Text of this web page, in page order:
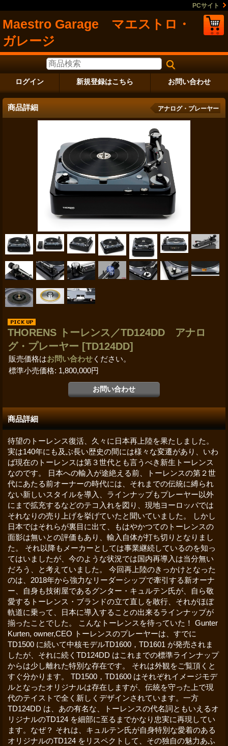
PCサイト
Maestro Garage マエストロ・
ガレージ
ログイン 新規登録はこちら お問い合わせ
商品詳細 アナログ・プレーヤー
THORENS トーレンス／TD124DD アナロ
グ・プレーヤー [TD124DD]
販売価格はお問い合わせ ください。
標準小売価格: 1,800,000円
商品詳細
待望のトーレンス復活、久々に日本再上陸を果たしました。
実は140年にも及ぶ長い歴史の間には様々な変遷があり、いわ
ば現在のトーレンスは第３世代とも言うべき新生トーレンス
なのです。 日本への輸入が途絶える前、トーレンスの第２世
代にあたる前オーナーの時代には、それまでの伝統に縛られ
ない新しいスタイルを導入、ラインナップもプレーヤー以外
にまで拡充するなどのテコ入れを図り、現地ヨーロッパでは
それなりの売り上げを挙げていたと聞いていました。 しかし
日本ではそれらが裏目に出て、もはやかつてのトーレンスの
面影は無いとの評価もあり、輸入自体が打ち切りとなりまし
た。 それ以降もメーカーとしては事業継続しているのを知っ
てはいましたが、今のような状況では国内再導入は当分無い
だろう、と考えていました。 今回再上陸のきっかけとなった
のは、2018年から強力なリーダーシップで牽引する新オーナ
ー、自身も技術屋であるグンター・キュルテン氏が、自ら敬
愛するトーレンス・ブランドの立て直しを敢行、それがほぼ
軌道に乗って、日本に導入することの出来るラインナップが
揃ったことでした。 こんなトーレンスを待っていた！ Gunter
Kurten, owner,CEO トーレンスのプレーヤーは、すでに
TD1500 に続いて中核モデルTD1600，TD1601 が発売されま
したが、それに続くTD124DD はこれまでの標準ラインナップ
からは少し離れた特別な存在です。 それは外観をご覧頂くと
すぐ分かります。 TD1500，TD1600 はそれぞれイメージモデ
ルとなったオリジナルは存在しますが、伝統を守った上で現
代のテイストで全く新しくデザインされています。一方
TD124DD は、あの有名な、トーレンスの代名詞ともいえるオ
リジナルのTD124 を細部に至るまでかなり忠実に再現してい
ます。なぜ？ それは、キュルテン氏が自身特別な愛着のある
オリジナルのTD124 をリスペクトして、その独自の魅力あふ